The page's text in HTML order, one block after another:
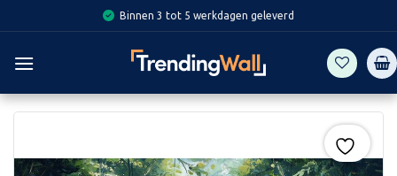
to
content
Binnen 3 tot 5 werkdagen geleverd